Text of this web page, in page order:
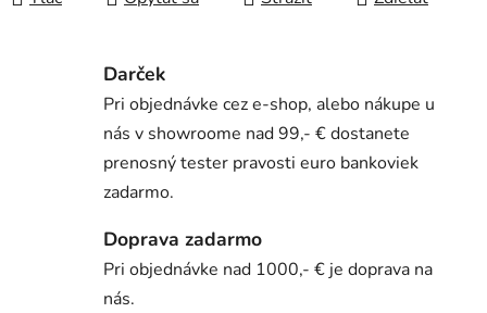
Darček
Pri objednávke cez e-shop, alebo nákupe u
nás v showroome nad 99,- € dostanete
prenosný tester pravosti euro bankoviek
zadarmo.
Doprava zadarmo
Pri objednávke nad 1000,- € je doprava na
nás.